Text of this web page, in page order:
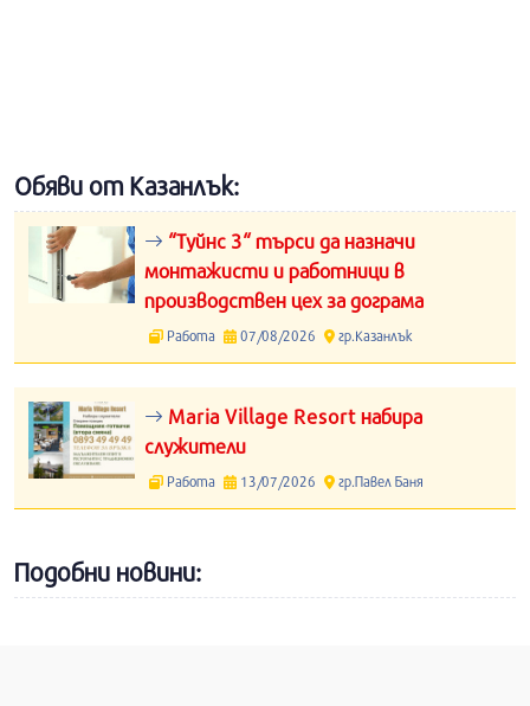
Обяви от Казанлък:
“Туйнс 3“ търси да назначи
монтажисти и работници в
производствен цех за дограма
Работа 07/08/2026 гр.Казанлък
Maria Village Resort набира
служители
Работа 13/07/2026 гр.Павел Баня
Подобни новини: